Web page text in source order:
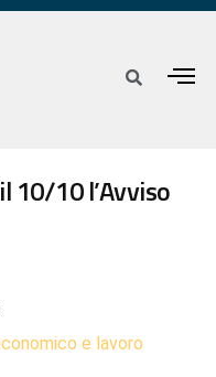
10/10 l’Avviso
e lavoro